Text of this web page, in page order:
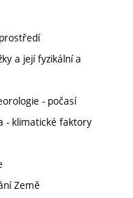
a její fyzikální a
- počasí
- klimatické faktory
Země